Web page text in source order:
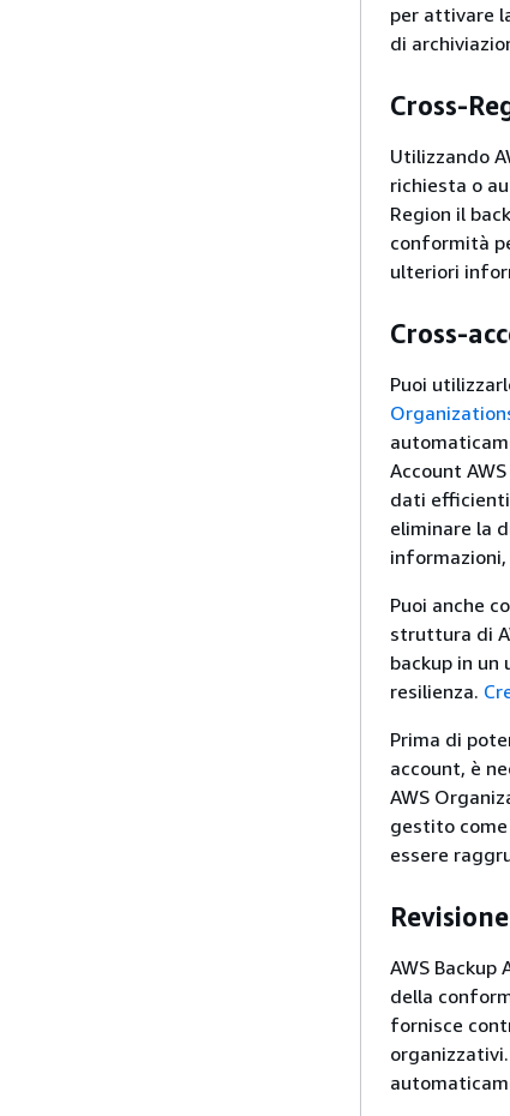
per attivare
di
Cross-
Utilizzando
richiesta o
Region il
conformità
ulteriori
Cross-
Puoi
Account
dati efficienti
eliminare la
Puoi anche
struttura di
backup in
resilienza.
Prima di
account, è
AWS
gestito come
essere
AWS
della
fornisce